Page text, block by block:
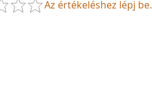
Az értékeléshez lépj be.